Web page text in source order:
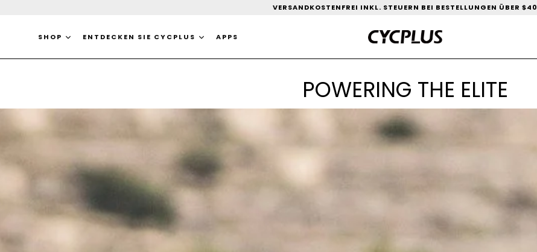
VERSANDKOSTENFREI INKL. STEUERN BEI BESTELLUNGEN ÜBER $40
SHOP ENTDECKEN SIE CYCPLUS APPS
POWERING THE ELITE